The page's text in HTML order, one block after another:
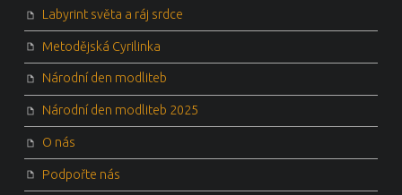
Labyrint světa a ráj srdce
Metodějská Cyrilinka
Národní den modliteb
Národní den modliteb 2025
O nás
Podpořte nás